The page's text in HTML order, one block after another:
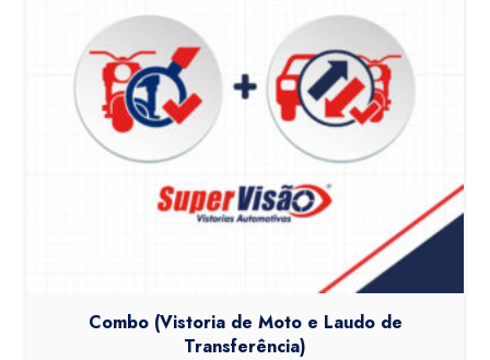
Combo (Vistoria de Moto e Laudo de
Transferência)